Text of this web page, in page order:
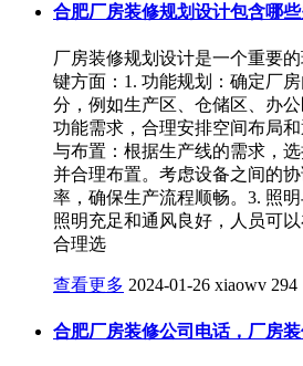
合肥厂房装修规划设计包含哪
厂房装修规划设计是一个重要
键方面：1. 功能规划：确定厂
分，例如生产区、仓储区、办
功能需求，合理安排空间布局
与布置：根据生产线的需求，
并合理布置。考虑设备之间的
率，确保生产流程顺畅。3. 照
照明充足和通风良好，人员可以
合理选
查看更多 2024-01-26 xiaowv 294
合肥厂房装修公司电话，厂房